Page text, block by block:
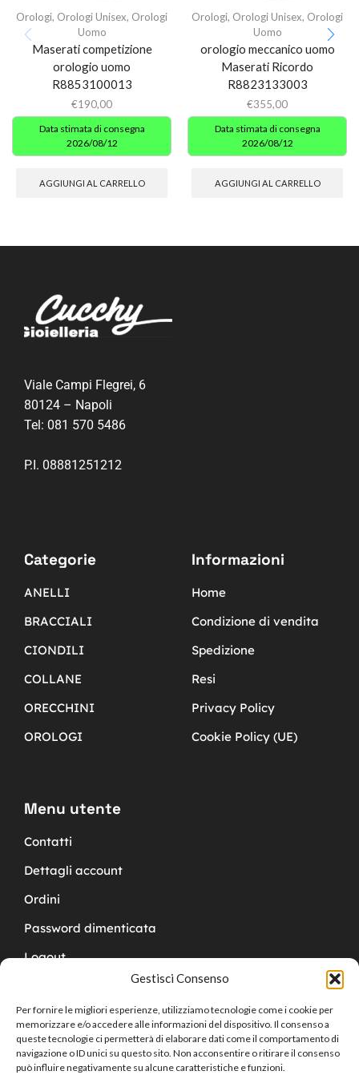
Gestisci Consenso
Per fornire le migliori esperienze, utilizziamo tecnologie come i cookie per
memorizzare e/o accedere alle informazioni del dispositivo. Il consenso a
queste tecnologie ci permetterà di elaborare dati come il comportamento di
navigazione o ID unici su questo sito. Non acconsentire o ritirare il consenso
può influire negativamente su alcune caratteristiche e funzioni.
Orologi, Orologi Unisex, Orologi
Uomo
Maserati competizione
orologio uomo
R8853100013
€190,00
Data stimata di consegna
2026/08/12
AGGIUNGI AL CARRELLO
Orologi, Orologi Unisex, Orologi
Uomo
orologio meccanico uomo
Maserati Ricordo
R8823133003
€355,00
Data stimata di consegna
2026/08/12
AGGIUNGI AL CARRELLO
Viale Campi Flegrei, 6
80124 – Napoli
Tel: 081 570 5486
P.I. 08881251212
Categorie
ANELLI
BRACCIALI
CIONDILI
COLLANE
ORECCHINI
OROLOGI
Informazioni
Home
Condizione di vendita
Spedizione
Resi
Privacy Policy
Cookie Policy (UE)
Menu utente
Contatti
Dettagli account
Ordini
Password dimenticata
Logout
Copyright © 2024 Cucchy Gioielleria